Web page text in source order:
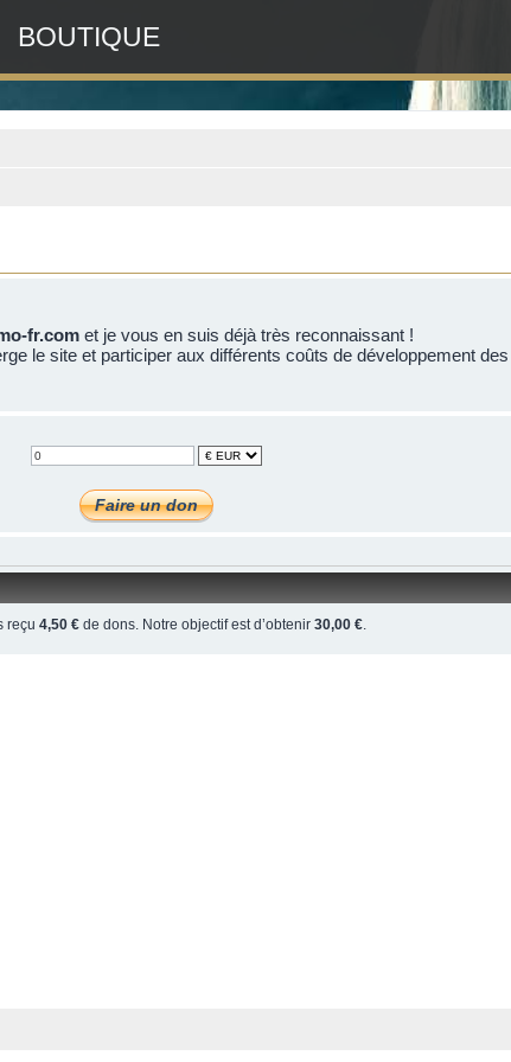
BOUTIQUE
fr.com et je vous en suis déjà très reconnaissant !
le site et participer aux différents coûts de développement
reçu4,50 € de dons. Notre objectif est d’obtenir30,00 €.